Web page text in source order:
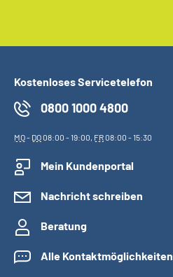
Kostenloses Servicetelefon
0800 1000 4800
MO- DO08:00 - 19:00, FR08:00 - 15:30
Mein Kundenportal
Nachricht schreiben
Beratung
Alle Kontaktmöglichkeiten